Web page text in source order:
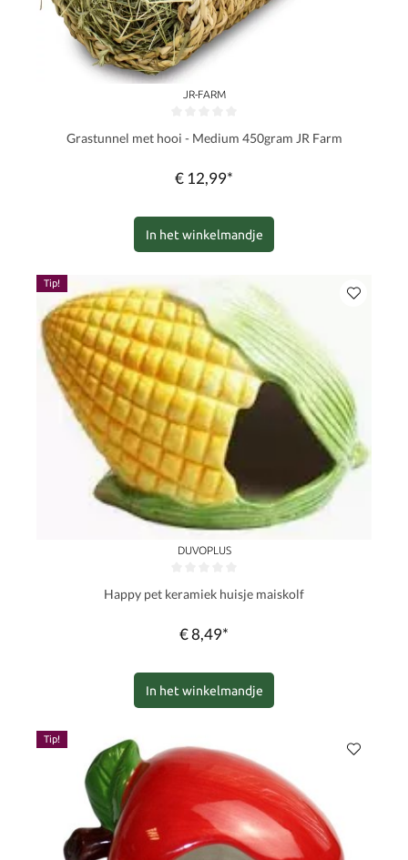
JR-FARM
Grastunnel met hooi - Medium 450gram JR Farm
€ 12,99*
In het winkelmandje
Tip!
DUVOPLUS
Happy pet keramiek huisje maiskolf
€ 8,49*
In het winkelmandje
Tip!